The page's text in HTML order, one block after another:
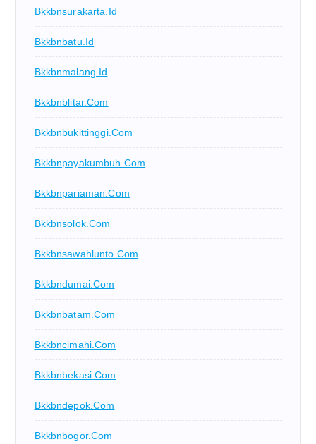
Bkkbnsurakarta.id
Bkkbnbatu.id
Bkkbnmalang.id
Bkkbnblitar.com
Bkkbnbukittinggi.com
Bkkbnpayakumbuh.com
Bkkbnpariaman.com
Bkkbnsolok.com
Bkkbnsawahlunto.com
Bkkbndumai.com
Bkkbnbatam.com
Bkkbncimahi.com
Bkkbnbekasi.com
Bkkbndepok.com
Bkkbnbogor.com